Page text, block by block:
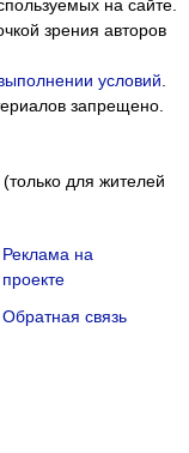
на сайте.
зрения авторов
условий
запрещено.
(только для жителей
Реклама на
проекте
Обратная связь